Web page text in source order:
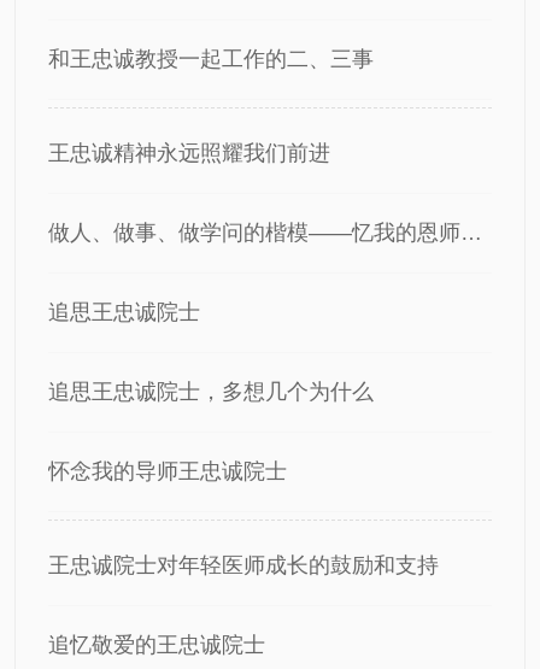
和王忠诚教授一起工作的二、三事
王忠诚精神永远照耀我们前进
做人、做事、做学问的楷模——忆我的恩师王忠诚院士
追思王忠诚院士
追思王忠诚院士，多想几个为什么
怀念我的导师王忠诚院士
王忠诚院士对年轻医师成长的鼓励和支持
追忆敬爱的王忠诚院士